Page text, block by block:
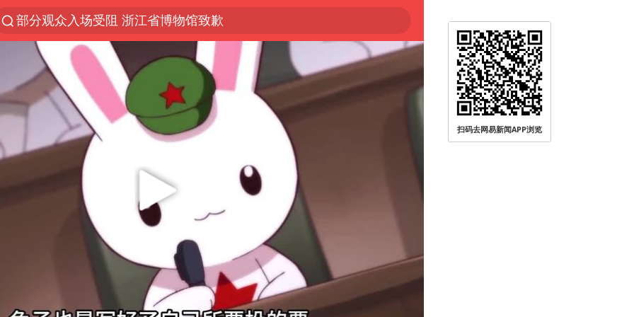
部分观众入场受阻 浙江省博物馆致歉
以“新”破局 首发经济点亮城市消费活力
青海拉面告别“兰州拉面”
U17国足三战全胜
我国编制完成新版全月地质图
法国下周开始禁止未经同意的电话营销
台风白海豚或吞掉台风鲸鱼
巡查组提问 工作人员偷用手机查答案
看守所辅警收受10万获刑1年
多地要求领导干部带头休假
扫码去网易新闻APP浏览